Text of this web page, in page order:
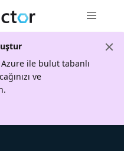
Azure ile bulut tabanlı
ve